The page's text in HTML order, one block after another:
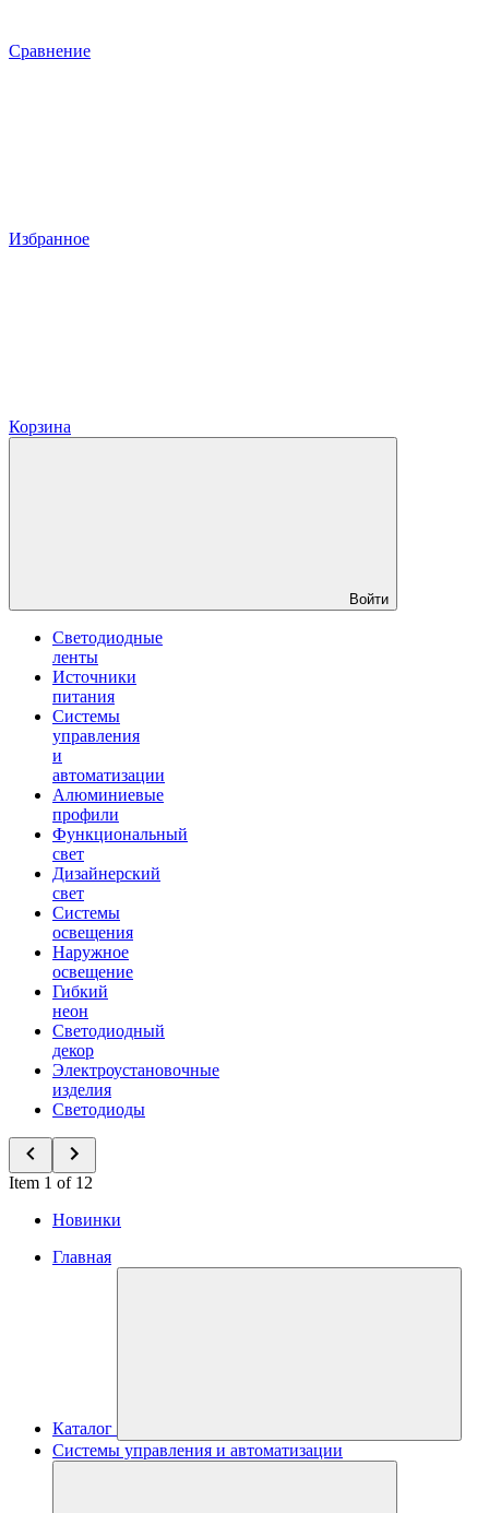
Сравнение
Избранное
Корзина
Войти
Светодиодные
ленты
Источники
питания
Системы
управления
и
автоматизации
Алюминиевые
профили
Функциональный
свет
Дизайнерский
свет
Системы
освещения
Наружное
освещение
Гибкий
неон
Светодиодный
декор
Электроустановочные
изделия
Светодиоды
Item 1 of 12
Новинки
Главная
Каталог
Системы управления и автоматизации